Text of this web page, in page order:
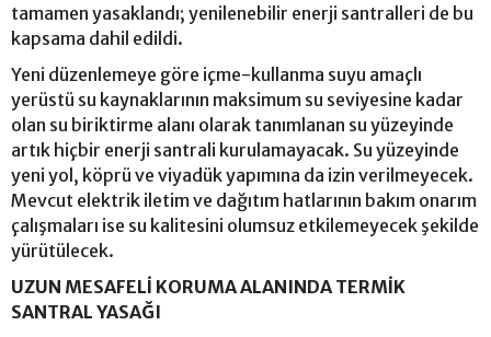
tamamen yasaklandı; yenilenebilir enerji santralleri de bu
kapsama dahil edildi.
Yeni düzenlemeye göre içme-kullanma suyu amaçlı
yerüstü su kaynaklarının maksimum su seviyesine kadar
olan su biriktirme alanı olarak tanımlanan su yüzeyinde
artık hiçbir enerji santrali kurulamayacak. Su yüzeyinde
yeni yol, köprü ve viyadük yapımına da izin verilmeyecek.
Mevcut elektrik iletim ve dağıtım hatlarının bakım onarım
çalışmaları ise su kalitesini olumsuz etkilemeyecek şekilde
yürütülecek.
UZUN MESAFELİ KORUMA ALANINDA TERMİK
SANTRAL YASAĞI